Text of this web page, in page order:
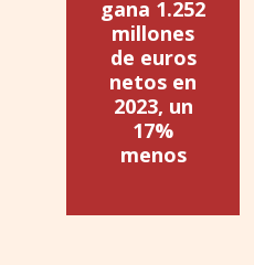
gana 1.252
millones
de euros
netos en
2023, un
17%
menos